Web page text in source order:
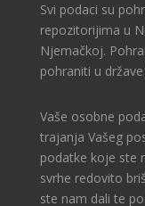
Svi podaci su
repozitorijima u
Njemačkoj.
pohraniti u
Vaše osobne
trajanja Vašeg
podatke koje ste
svrhe redovito
ste nam dali te